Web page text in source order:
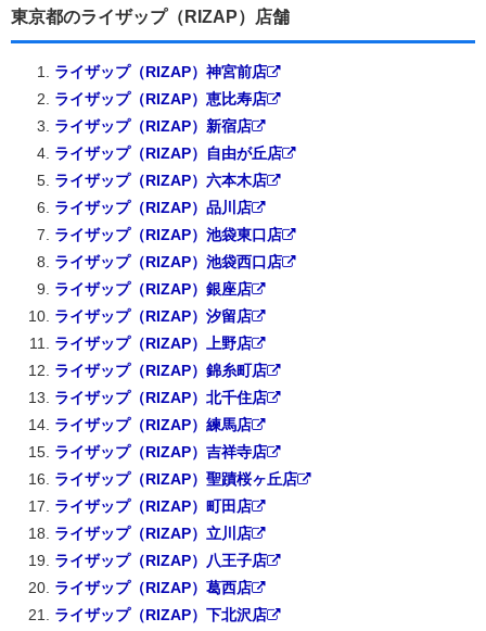
東京都のライザップ（RIZAP）店舗
ライザップ（RIZAP）神宮前店
ライザップ（RIZAP）恵比寿店
ライザップ（RIZAP）新宿店
ライザップ（RIZAP）自由が丘店
ライザップ（RIZAP）六本木店
ライザップ（RIZAP）品川店
ライザップ（RIZAP）池袋東口店
ライザップ（RIZAP）池袋西口店
ライザップ（RIZAP）銀座店
ライザップ（RIZAP）汐留店
ライザップ（RIZAP）上野店
ライザップ（RIZAP）錦糸町店
ライザップ（RIZAP）北千住店
ライザップ（RIZAP）練馬店
ライザップ（RIZAP）吉祥寺店
ライザップ（RIZAP）聖蹟桜ヶ丘店
ライザップ（RIZAP）町田店
ライザップ（RIZAP）立川店
ライザップ（RIZAP）八王子店
ライザップ（RIZAP）葛西店
ライザップ（RIZAP）下北沢店